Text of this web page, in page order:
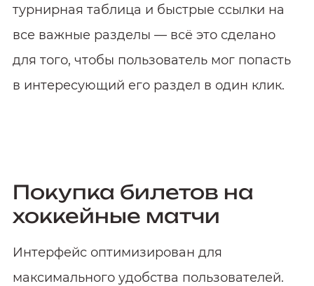
турнирная таблица и быстрые ссылки на
все важные разделы — всё это сделано
для того, чтобы пользователь мог попасть
в интересующий его раздел в один клик.
Покупка билетов на
хоккейные матчи
Интерфейс оптимизирован для
максимального удобства пользователей.